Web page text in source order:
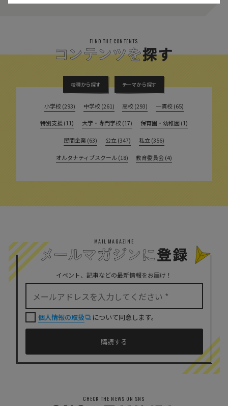
FIND THE CONTENTS
校種から探す テーマから探す
小学校 (293) 中学校 (261) 高校 (293) 一貫校 (65)
特別支援 (11) 大学・専門学校 (17) 保育園・幼稚園 (1)
民間企業 (63) 公立 (347) 私立 (356)
オルタナティブスクール (18) 教育委員会 (4)
MAIL MAGAZINE
イベント、記事などの最新情報をお届け！
個人情報の取扱 について同意します。
CHECK THE NEWS ON SNS